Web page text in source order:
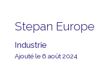
Stepan Europe
Industrie
Ajouté le 6 août 2024